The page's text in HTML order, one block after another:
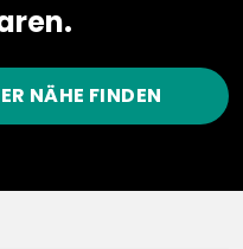
NÄHE FINDEN